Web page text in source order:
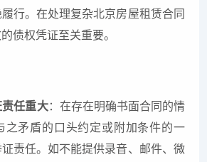
行。在处理复杂北京房屋租赁合同
债权凭证至关重要。
责任重大：在存在明确书面合同的情
之矛盾的口头约定或附加条件的一
责任。如不能提供录音、邮件、微